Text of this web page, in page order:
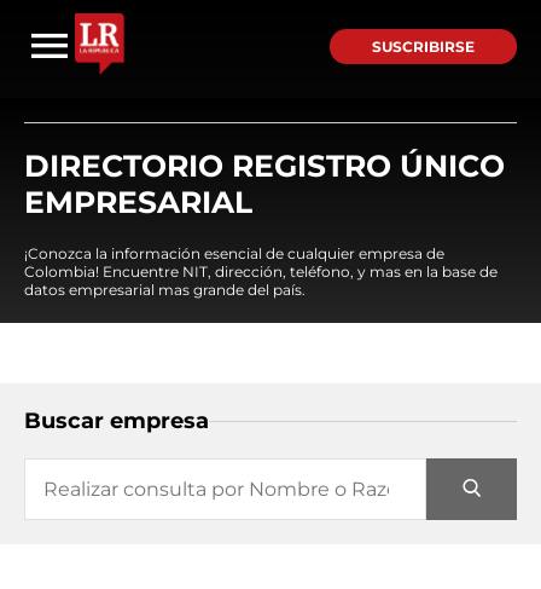
SUSCRIBIRSE
DIRECTORIO REGISTRO ÚNICO
EMPRESARIAL
¡Conozca la información esencial de cualquier empresa de
Colombia! Encuentre NIT, dirección, teléfono, y mas en la base de
datos empresarial mas grande del país.
Buscar empresa